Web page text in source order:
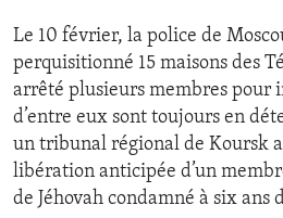
Le 10 février, la police de
perquisitionné 15 maisons des
arrêté plusieurs membres pour
d’entre eux sont toujours en
un tribunal régional de Koursk
libération anticipée d’un
de Jéhovah condamné à six ans